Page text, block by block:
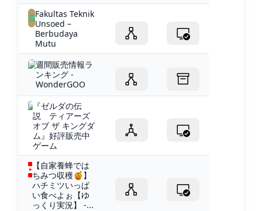
Fakultas Teknik
Unsoed –
Berbudaya
Mutu
週間販売情報ラ
ンキング -
WonderGOO
『ゼルダの伝
説 ティアーズ
オブ ザ キングダ
ム』好評販売中
ゲーム
【自家養蜂では
ちみつ収穫🍯】
ハチミツいっぱ
い食べよぉ【ゆ
っくり実況】 -...